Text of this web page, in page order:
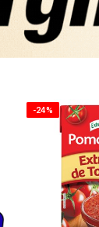
-24%